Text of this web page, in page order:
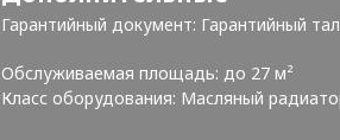
Гарантийный документ: Гарантийный
Обслуживаемая площадь: до 27 м²
Класс оборудования: Масляный